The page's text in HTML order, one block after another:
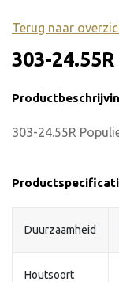
Terug naar
303-24.55R
303-24.55R
Duurzaamheid
Houtsoort